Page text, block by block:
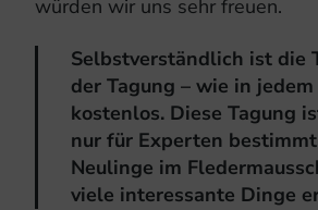
würden wir uns sehr freuen.
Selbstverständlich ist die
der Tagung – wie in jedem
kostenlos. Diese Tagung
nur für Experten
Neulinge im
viele interessante Dinge